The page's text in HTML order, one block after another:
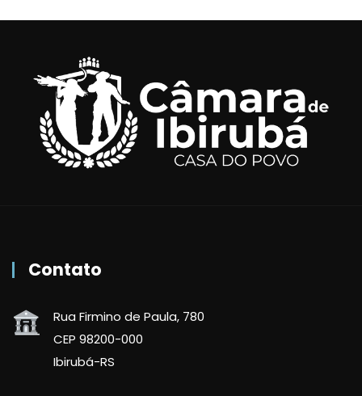
Contato
Rua Firmino de Paula, 780
CEP 98200-000
Ibirubá-RS